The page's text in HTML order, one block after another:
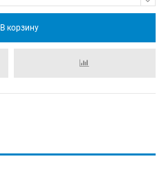
В корзину